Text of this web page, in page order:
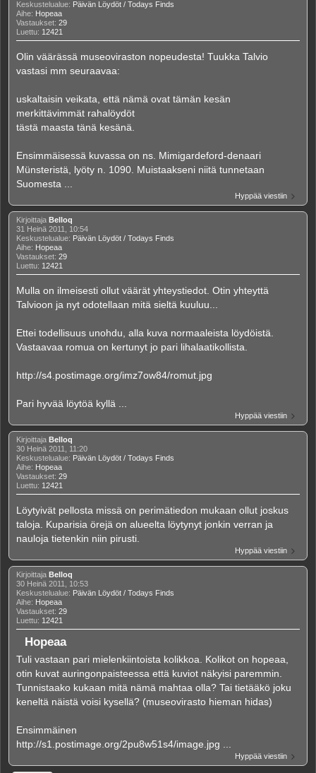
Keskustelualue: Päivän Löydöt / Todays Finds
Aihe: Hopeaa
Vastaukset: 29
Luettu: 12421
Olin väärässä museoviraston nopeudesta! Tuukka Talvio
vastasi mm seuraavaa:
uskaltaisin veikata, että nämä ovat tämän kesän
merkittävimmät rahalöydöt
tästä maasta tänä kesänä.
Ensimmäisessä kuvassa on ns. Mimigardeford-denaari
Münsteristä, lyöty n. 1090. Muistaakseni niitä tunnetaan
Suomesta ...
Hyppää viestiin
Kirjoittaja Belloq
31 Heinä 2011, 10:54
Keskustelualue: Päivän Löydöt / Todays Finds
Aihe: Hopeaa
Vastaukset: 29
Luettu: 12421
Mulla on ilmeisesti ollut väärät yhteystiedot. Otin yhteyttä
Talvioon ja nyt odotellaan mitä sieltä kuuluu...
Ettei todellisuus unohdu, alla kuva normaaleista löydöistä.
Vastaavaa romua on kertunyt jo pari lihalaatikollista.
http://s4.postimage.org/imz7ow84/romut.jpg
Pari hyvää löytöä kyllä ...
Hyppää viestiin
Kirjoittaja Belloq
30 Heinä 2011, 11:20
Keskustelualue: Päivän Löydöt / Todays Finds
Aihe: Hopeaa
Vastaukset: 29
Luettu: 12421
Löytyivät pellosta missä on perimätiedon mukaan ollut joskus
taloja. Kuparisia örejä on alueelta löytynyt jonkin verran ja
nauloja tietenkin niin pirusti.
Hyppää viestiin
Kirjoittaja Belloq
30 Heinä 2011, 10:53
Keskustelualue: Päivän Löydöt / Todays Finds
Aihe: Hopeaa
Vastaukset: 29
Luettu: 12421
Hopeaa
Tuli vastaan pari mielenkiintoista kolikkoa. Kolikot on hopeaa,
otin kuvat auringonpaisteessa että kuviot näkyisi paremmin.
Tunnistaako kukaan mitä nämä mahtaa olla? Tai tietääkö joku
keneltä näistä voisi kysellä? (museovirasto hieman hidas)
Ensimmäinen
http://s1.postimage.org/2pu8w51s4/image.jpg ...
Hyppää viestiin